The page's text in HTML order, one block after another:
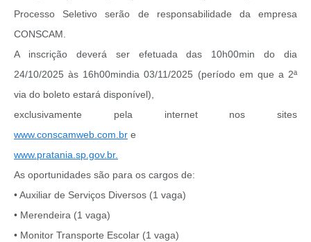
Processo Seletivo serão de responsabilidade da empresa
CONSCAM.
A inscrição deverá ser efetuada das 10h00min do dia
24/10/2025 às 16h00mindia 03/11/2025 (período em que a 2ª
via do boleto estará disponível),
exclusivamente pela internet nos sites
www.conscamweb.com.br e
www.pratania.sp.gov.br.
As oportunidades são para os cargos de:
• Auxiliar de Serviços Diversos (1 vaga)
• Merendeira (1 vaga)
• Monitor Transporte Escolar (1 vaga)